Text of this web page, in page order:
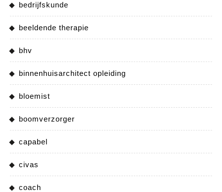
bedrijfskunde
beeldende therapie
bhv
binnenhuisarchitect opleiding
bloemist
boomverzorger
capabel
civas
coach